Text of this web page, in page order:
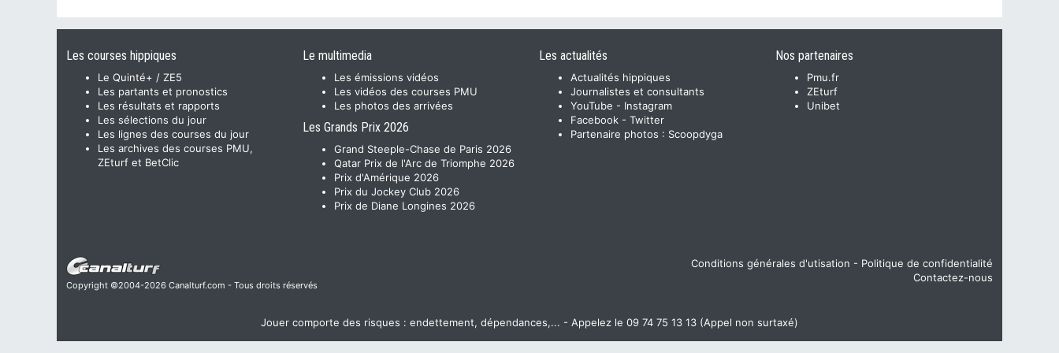
Les courses hippiques
Le Quinté+ / ZE5
Les partants et pronostics
Les résultats et rapports
Les sélections du jour
Les lignes des courses du jour
Les archives des courses PMU,
ZEturf et BetClic
Le multimedia
Les émissions vidéos
Les vidéos des courses PMU
Les photos des arrivées
Les Grands Prix 2026
Grand Steeple-Chase de Paris 2026
Qatar Prix de l'Arc de Triomphe 2026
Prix d'Amérique 2026
Prix du Jockey Club 2026
Prix de Diane Longines 2026
Les actualités
Actualités hippiques
Journalistes et consultants
YouTube - Instagram
Facebook - Twitter
Partenaire photos : Scoopdyga
Nos partenaires
Pmu.fr
ZEturf
Unibet
Copyright ©2004-2026 Canalturf.com - Tous droits réservés
Conditions générales d'utisation - Politique de confidentialité
Contactez-nous
Jouer comporte des risques : endettement, dépendances,... - Appelez le 09 74 75 13 13 (Appel non surtaxé)